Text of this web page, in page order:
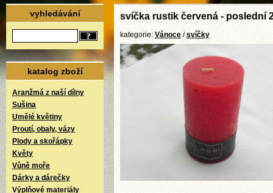
vyhledávání
katalog zboží
Aranžmá z naší dílny
Sušina
Umělé květiny
Proutí, obaly, vázy
Plody a skořápky
Květy
Vůně moře
Dárky a dárečky
Výplňové materiály
svíčka rustik červená - poslední
kategorie: Vánoce /svíčky